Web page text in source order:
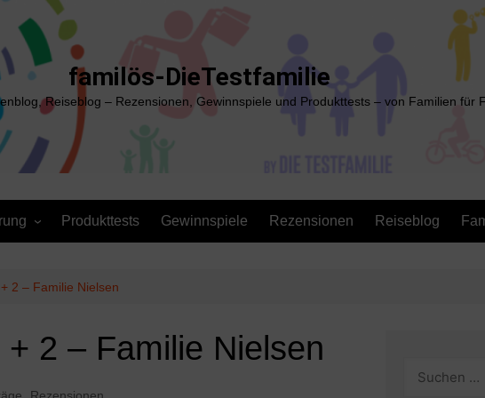
familös-DieTestfamilie
Reiseblog – Rezensionen, Gewinnspiele und Produkttests – von Familien für
Produkttests Gewinnspiele Rezensionen Reiseblog
2 – Familie Nielsen
2 – Familie Nielsen